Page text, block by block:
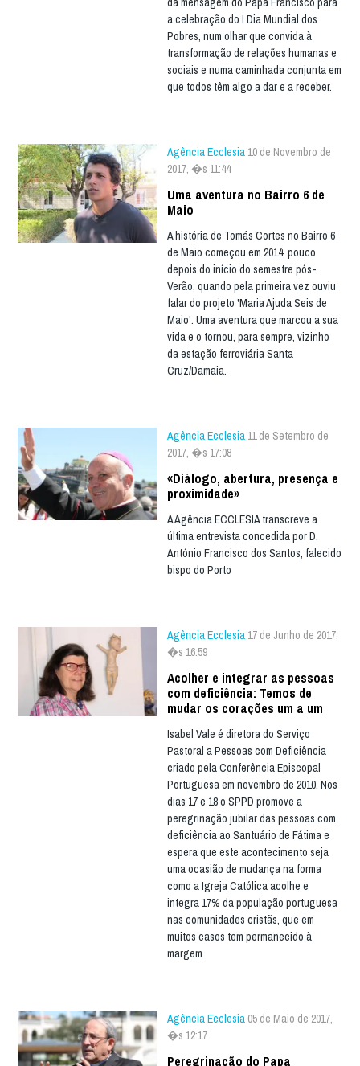
a celebração do I Dia Mundial dos
Pobres, num olhar que convida à
transformação de relações humanas e
sociais e numa caminhada conjunta em
que todos têm algo a dar e a receber.
Agência Ecclesia 10 de Novembro de
2017, �s 11:44
Uma aventura no Bairro 6 de
Maio
A história de Tomás Cortes no Bairro 6
de Maio começou em 2014, pouco
depois do início do semestre pós-
Verão, quando pela primeira vez ouviu
falar do projeto 'Maria Ajuda Seis de
Maio'. Uma aventura que marcou a sua
vida e o tornou, para sempre, vizinho
da estação ferroviária Santa
Cruz/Damaia.
Agência Ecclesia 11 de Setembro de
2017, �s 17:08
«Diálogo, abertura, presença e
proximidade»
A Agência ECCLESIA transcreve a
última entrevista concedida por D.
António Francisco dos Santos, falecido
bispo do Porto
Agência Ecclesia 17 de Junho de 2017,
�s 16:59
Acolher e integrar as pessoas
com deficiência: Temos de
mudar os corações um a um
Isabel Vale é diretora do Serviço
Pastoral a Pessoas com Deficiência
criado pela Conferência Episcopal
Portuguesa em novembro de 2010. Nos
dias 17 e 18 o SPPD promove a
peregrinação jubilar das pessoas com
deficiência ao Santuário de Fátima e
espera que este acontecimento seja
uma ocasião de mudança na forma
como a Igreja Católica acolhe e
integra 17% da população portuguesa
nas comunidades cristãs, que em
muitos casos tem permanecido à
margem
Agência Ecclesia 05 de Maio de 2017,
�s 12:17
Peregrinação do Papa